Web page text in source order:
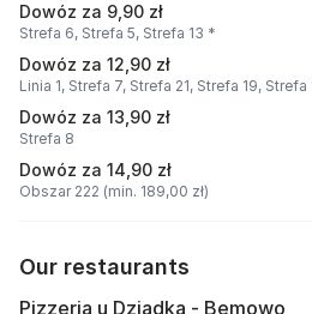
Dowóz za 9,90 zł
Strefa 6, Strefa 5, Strefa 13 *
Dowóz za 12,90 zł
Linia 1, Strefa 7, Strefa 21, Strefa 19, Strefa
Dowóz za 13,90 zł
Strefa 8
Dowóz za 14,90 zł
Obszar 222 (min. 189,00 zł)
Our restaurants
Pizzeria u Dziadka - Bemowo